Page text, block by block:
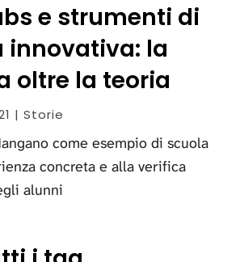
e strumenti di
la
oltre la teoria
| Storie
come esempio di scuola
concreta e alla verifica
alunni